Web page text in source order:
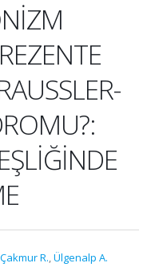
Çakmur R.,Ülgenalp A.